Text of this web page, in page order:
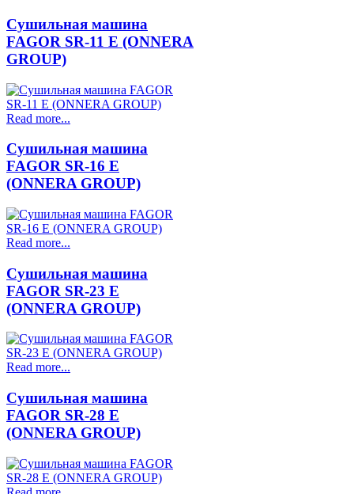
Сушильная машина
FAGOR SR-11 E (ONNERA
GROUP)
Read more...
Сушильная машина
FAGOR SR-16 E
(ONNERA GROUP)
Read more...
Сушильная машина
FAGOR SR-23 E
(ONNERA GROUP)
Read more...
Сушильная машина
FAGOR SR-28 E
(ONNERA GROUP)